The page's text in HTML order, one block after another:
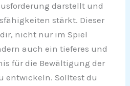
darstellt und
stärkt. Dieser
nicht nur im Spiel
auch ein tieferes und
für die Bewältigung der
entwickeln. Solltest du